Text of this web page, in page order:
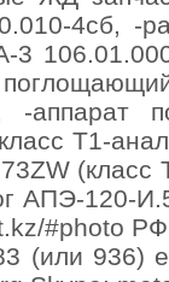
4сб, -
3
-аппарат
Т1-
(класс
АПЭ-120-
#photo
(или 936)